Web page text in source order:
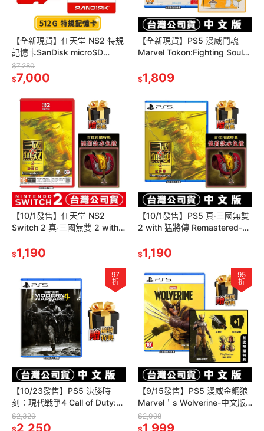
【全新現貨】任天堂 NS2 特規
記憶卡SanDisk microSD
Express 512G[夢遊館]
$7,280
$7,000
【全新現貨】PS5 漫威鬥魂
Marvel Tokon:Fighting Souls-
$1,809
【10/1發售】任天堂 NS2
Switch 2 真‧三國無雙 2 with
$1,190
【10/1發售】PS5 真‧三國無雙
2 with 猛將傳 Remastered-中
$1,190
97
折
【10/23發售】PS5 決勝時
刻：現代戰爭4 Call of Duty:
Modern Warfare IV-中文版
$2,320
2,250
95
折
【9/15發售】PS5 漫威金鋼狼
Marvel＇s Wolverine-中文版
[夢遊館]
$2,098
1,999